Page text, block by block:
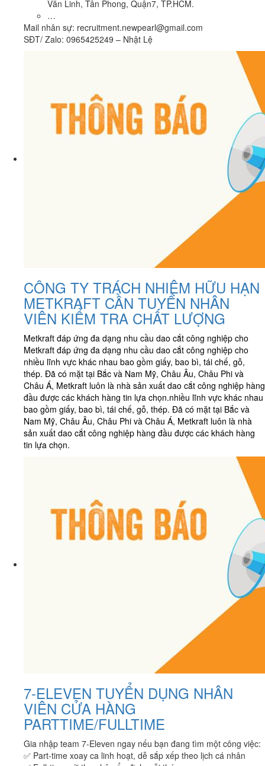
Văn Linh, Tân Phong, Quận7, TP.HCM.
…
Mail nhân sự: recruitment.newpearl@gmail.com
SĐT/ Zalo: 0965425249 – Nhật Lệ
CÔNG TY TRÁCH NHIỆM HỮU HẠN
METKRAFT CẦN TUYỂN NHÂN
VIÊN KIỂM TRA CHẤT LƯỢNG
Metkraft đáp ứng đa dạng nhu cầu dao cắt công nghiệp cho
Metkraft đáp ứng đa dạng nhu cầu dao cắt công nghiệp cho
nhiều lĩnh vực khác nhau bao gồm giấy, bao bì, tái chế, gỗ,
thép. Đã có mặt tại Bắc và Nam Mỹ, Châu Âu, Châu Phi và
Châu Á, Metkraft luôn là nhà sản xuất dao cắt công nghiệp hàng
đầu được các khách hàng tin lựa chọn.nhiều lĩnh vực khác nhau
bao gồm giấy, bao bì, tái chế, gỗ, thép. Đã có mặt tại Bắc và
Nam Mỹ, Châu Âu, Châu Phi và Châu Á, Metkraft luôn là nhà
sản xuất dao cắt công nghiệp hàng đầu được các khách hàng
tin lựa chọn.
7-ELEVEN TUYỂN DỤNG NHÂN
VIÊN CỬA HÀNG
PARTTIME/FULLTIME
Gia nhập team 7-Eleven ngay nếu bạn đang tìm một công việc:
✅ Part-time xoay ca linh hoạt, dễ sắp xếp theo lịch cá nhân